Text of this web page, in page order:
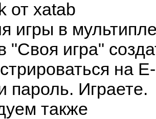
от xatab
игры в
"Своя игра"
на
пароль. Играете.
также